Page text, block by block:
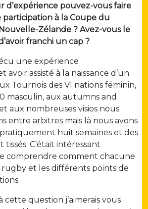
d’expérience pouvez-vous faire
participation à la Coupe du
Zélande ? Avez-vous le
franchi un cap ?
une expérience
assisté à la naissance d’un
Tournois des VI nations féminin,
masculin, aux autumns and
aux nombreuses visios nous
entre arbitres mais là nous avons
huit semaines et des
tissés. C’était intéressant
comprendre comment chacune
rugby et les différents points de
question j’aimerais vous